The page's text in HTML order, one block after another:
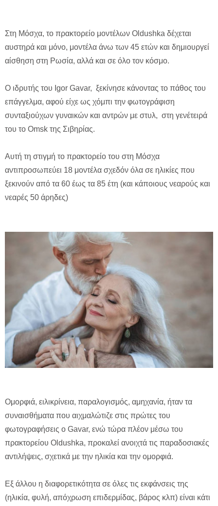
Στη Μόσχα, το πρακτορείο μοντέλων Oldushka δέχεται
αυστηρά και μόνο, μοντέλα άνω των 45 ετών και δημιουργεί
αίσθηση στη Ρωσία, αλλά και σε όλο τον κόσμο.
Ο ιδρυτής του Igor Gavar, ξεκίνησε κάνοντας το πάθος του
επάγγελμα, αφού είχε ως χόμπι την φωτογράφιση
συνταξιούχων γυναικών και αντρών με στυλ, στη γενέτειρά
του το Omsk της Σιβηρίας.
Αυτή τη στιγμή το πρακτορείο του στη Μόσχα
αντιπροσωπεύει 18 μοντέλα σχεδόν όλα σε ηλικίες που
ξεκινούν από τα 60 έως τα 85 έτη (και κάποιους νεαρούς και
νεαρές 50 άρηδες)
Ομορφιά, ειλικρίνεια, παραλογισμός, αμηχανία, ήταν τα
συναισθήματα που αιχμαλώτιζε στις πρώτες του
φωτογραφήσεις ο Gavar, ενώ τώρα πλέον μέσω του
πρακτορείου Oldushka, προκαλεί ανοιχτά τις παραδοσιακές
αντιλήψεις, σχετικά με την ηλικία και την ομορφιά.
Εξ άλλου η διαφορετικότητα σε όλες τις εκφάνσεις της
(ηλικία, φυλή, απόχρωση επιδερμίδας, βάρος κλπ) είναι κάτι